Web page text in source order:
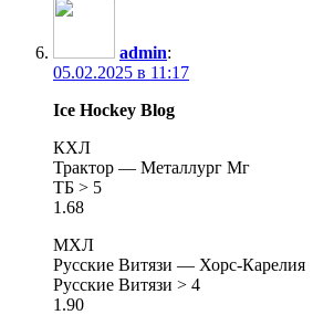
admin:
05.02.2025 в 11:17
Ice Hockey Blog
КХЛ
Трактор — Металлург Мг
ТБ > 5
1.68
МХЛ
Русские Витязи — Хорс-Карелия
Русские Витязи > 4
1.90